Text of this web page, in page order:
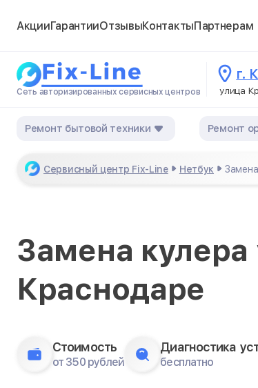
АкцииГарантииОтзывыКонтактыПартнерам
Сеть авторизированных сервисных центров
г.
улица
Ремонт бытовой техники Ремонт
Сервисный центр Fix-Line Нетбук
Замена кулера
Краснодаре
Стоимость
от 350 рублей
Диагностика
бесплатно